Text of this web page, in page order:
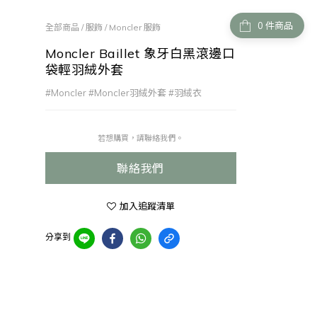
件商品
全部商品 /服飾 / Moncler 服飾
Moncler Baillet 象牙白黑滾邊口
袋輕羽絨外套
#Moncler #Moncler羽絨外套 #羽絨衣
若想購買，請聯絡我們。
聯絡我們
加入追蹤清單
分享到